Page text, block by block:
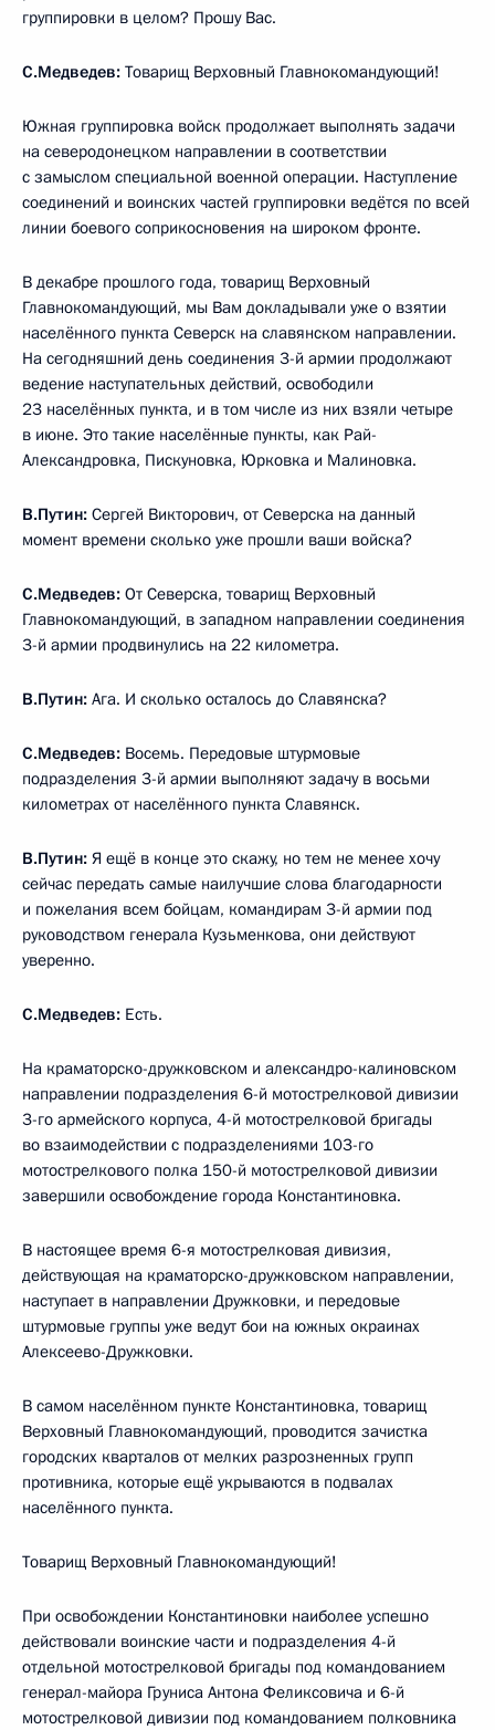
группировки в целом? Прошу Вас.
С.Медведев: Товарищ Верховный Главнокомандующий!
Южная группировка войск продолжает выполнять задачи
на северодонецком направлении в соответствии
с замыслом специальной военной операции. Наступление
соединений и воинских частей группировки ведётся по всей
линии боевого соприкосновения на широком фронте.
В декабре прошлого года, товарищ Верховный
Главнокомандующий, мы Вам докладывали уже о взятии
населённого пункта Северск на славянском направлении.
На сегодняшний день соединения 3-й армии продолжают
ведение наступательных действий, освободили
23 населённых пункта, и в том числе из них взяли четыре
в июне. Это такие населённые пункты, как Рай-
Александровка, Пискуновка, Юрковка и Малиновка.
В.Путин: Сергей Викторович, от Северска на данный
момент времени сколько уже прошли ваши войска?
С.Медведев: От Северска, товарищ Верховный
Главнокомандующий, в западном направлении соединения
3-й армии продвинулись на 22 километра.
В.Путин: Ага. И сколько осталось до Славянска?
С.Медведев: Восемь. Передовые штурмовые
подразделения 3-й армии выполняют задачу в восьми
километрах от населённого пункта Славянск.
В.Путин: Я ещё в конце это скажу, но тем не менее хочу
сейчас передать самые наилучшие слова благодарности
и пожелания всем бойцам, командирам 3-й армии под
руководством генерала Кузьменкова, они действуют
уверенно.
С.Медведев: Есть.
На краматорско-дружковском и александро-калиновском
направлении подразделения 6-й мотострелковой дивизии
3-го армейского корпуса, 4-й мотострелковой бригады
во взаимодействии с подразделениями 103-го
мотострелкового полка 150-й мотострелковой дивизии
завершили освобождение города Константиновка.
В настоящее время 6-я мотострелковая дивизия,
действующая на краматорско-дружковском направлении,
наступает в направлении Дружковки, и передовые
штурмовые группы уже ведут бои на южных окраинах
Алексеево-Дружковки.
В самом населённом пункте Константиновка, товарищ
Верховный Главнокомандующий, проводится зачистка
городских кварталов от мелких разрозненных групп
противника, которые ещё укрываются в подвалах
населённого пункта.
Товарищ Верховный Главнокомандующий!
При освобождении Константиновки наиболее успешно
действовали воинские части и подразделения 4-й
отдельной мотострелковой бригады под командованием
генерал-майора Груниса Антона Феликсовича и 6-й
мотострелковой дивизии под командованием полковника